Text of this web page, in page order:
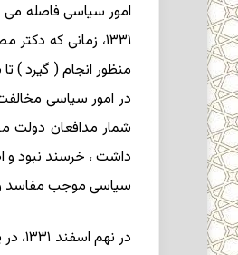
۱۳۳۱، زمانی که
منظور انجام ( گیرد )
شمار مدافعان دولت
داشت ، خرسند نبود و
سیاسی موجب مفاسد
در